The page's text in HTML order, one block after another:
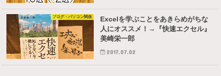
ブログ・パソコン関係
Excelを学ぶことをあきらめがちな
人にオススメ！→『快速エクセル』
美崎栄一郎
2017.07.02